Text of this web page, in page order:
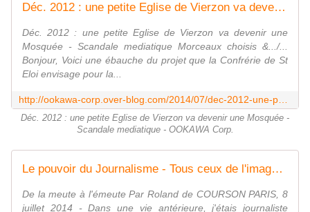
Déc. 2012 : une petite Eglise de Vierzon va devenir une Mosquée - Scandale mediatique - OOKAWA Corp.
Déc. 2012 : une petite Eglise de Vierzon va devenir une
Mosquée - Scandale mediatique Morceaux choisis &.../...
Bonjour, Voici une ébauche du projet que la Confrérie de St
Eloi envisage pour la...
Déc. 2012 : une petite Eglise de Vierzon va devenir une Mosquée -
Scandale mediatique - OOKAWA Corp.
Le pouvoir du Journalisme - Tous ceux de l'image : media scrum - mêlée médiatique - OOKAWA Corp.
De la meute à l'émeute Par Roland de COURSON PARIS, 8
juillet 2014 - Dans une vie antérieure, j'étais journaliste